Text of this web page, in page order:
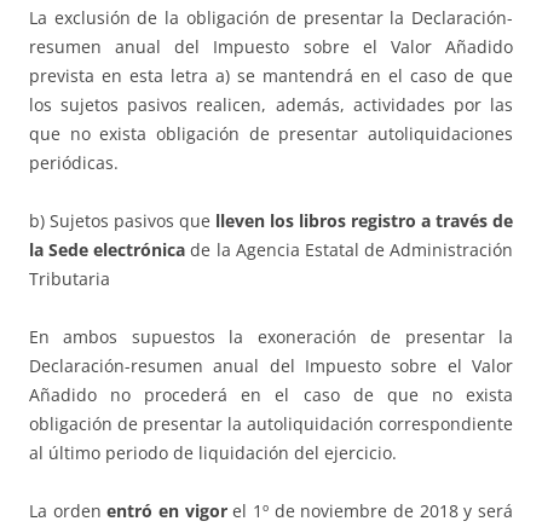
La exclusión de la obligación de presentar la Declaración-
resumen anual del Impuesto sobre el Valor Añadido
prevista en esta letra a) se mantendrá en el caso de que
los sujetos pasivos realicen, además, actividades por las
que no exista obligación de presentar autoliquidaciones
periódicas.
b) Sujetos pasivos que lleven los libros registro a través de
la Sede electrónicade la Agencia Estatal de Administración
Tributaria
En ambos supuestos la exoneración de presentar la
Declaración-resumen anual del Impuesto sobre el Valor
Añadido no procederá en el caso de que no exista
obligación de presentar la autoliquidación correspondiente
al último periodo de liquidación del ejercicio.
La ordenentró en vigorel 1º de noviembre de 2018 y será